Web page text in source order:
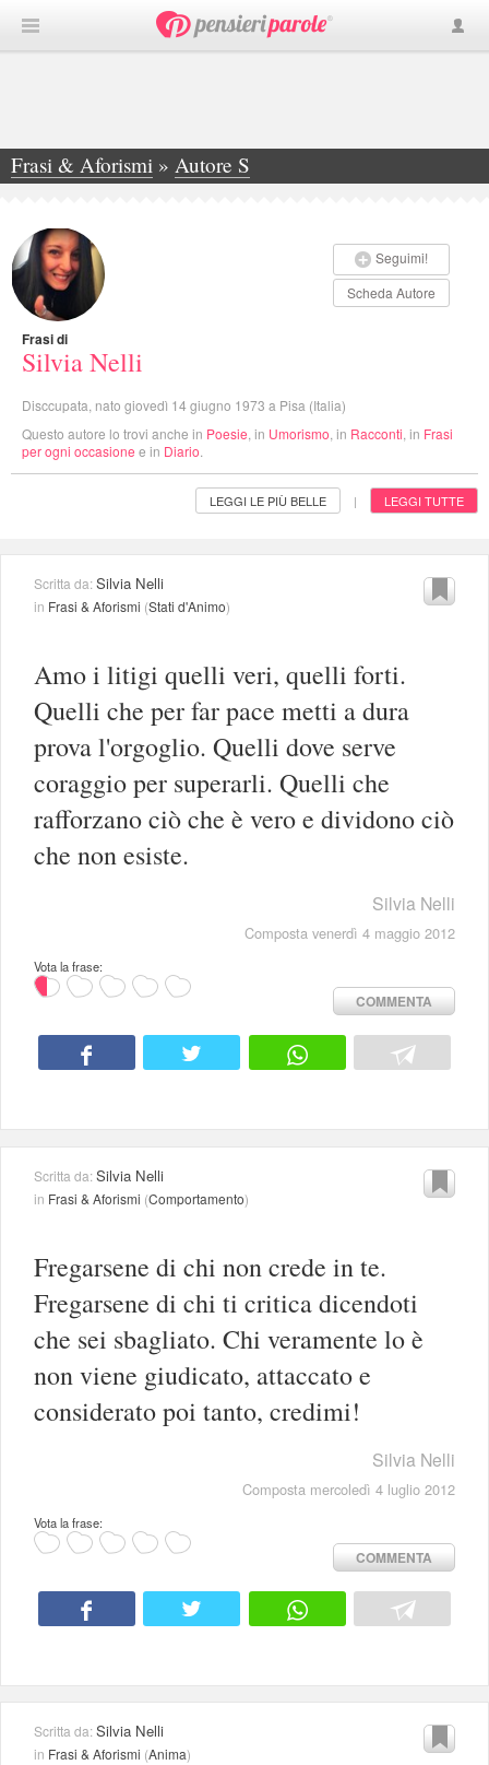
Frasi & Aforismi » Autore S
»Silvia Nelli
Seguimi!
Scheda Autore
Frasi di
Silvia Nelli
Disccupata, nato giovedì 14 giugno 1973 a Pisa (Italia)
Questo autore lo trovi anche in Poesie , in Umorismo , in Racconti , in Frasi
per ogni occasione e in Diario
LEGGI LE PIÙ BELLE | LEGGI TUTTE
Scritta da:Silvia Nelli
in Frasi & Aforismi (Stati d'Animo)
Amo i litigi quelli veri, quelli forti.
Quelli che per far pace metti a dura
prova l'orgoglio. Quelli dove serve
coraggio per superarli. Quelli che
rafforzano ciò che è vero e dividono ciò
che non esiste.
Silvia Nelli
Composta venerdì 4 maggio 2012
Vota la frase:
COMMENTA
Scritta da:Silvia Nelli
in Frasi & Aforismi (Comportamento)
Fregarsene di chi non crede in te.
Fregarsene di chi ti critica dicendoti
che sei sbagliato. Chi veramente lo è
non viene giudicato, attaccato e
considerato poi tanto, credimi!
Silvia Nelli
Composta mercoledì 4 luglio 2012
Vota la frase:
COMMENTA
Scritta da:Silvia Nelli
in Frasi & Aforismi (Anima)